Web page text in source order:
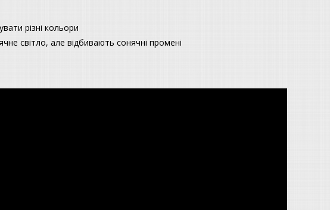
різні кольори
світло, але відбивають сонячні промені